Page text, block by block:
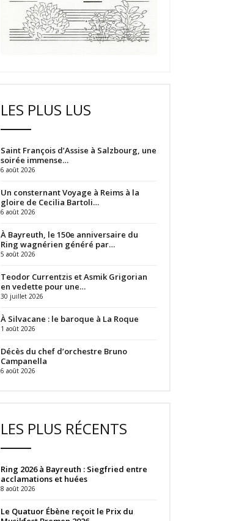
LES PLUS LUS
Saint François d’Assise à Salzbourg, une
soirée immense…
6 août 2026
Un consternant Voyage à Reims à la
gloire de Cecilia Bartoli…
6 août 2026
À Bayreuth, le 150e anniversaire du
Ring wagnérien généré par…
5 août 2026
Teodor Currentzis et Asmik Grigorian
en vedette pour une…
30 juillet 2026
À Silvacane : le baroque à La Roque
1 août 2026
Décès du chef d’orchestre Bruno
Campanella
6 août 2026
LES PLUS RÉCENTS
Ring 2026 à Bayreuth : Siegfried entre
acclamations et huées
8 août 2026
Le Quatuor Ébène reçoit le Prix du